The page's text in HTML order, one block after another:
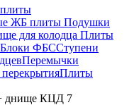
ЖБ плиты Подушки
для колодца Плиты
Блоки ФБССтупени
Перемычки
Плиты
днище КЦД 7